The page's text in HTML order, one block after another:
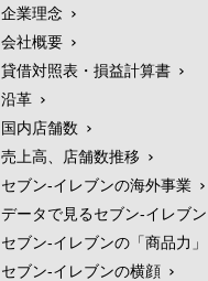
企業理念
会社概要
貸借対照表・損益計算書
沿革
国内店舗数
売上高、店舗数推移
セブン‐イレブンの海外事業
データで見るセブン‐イレブン
セブン‐イレブンの「商品力」
セブン-イレブンの横顔